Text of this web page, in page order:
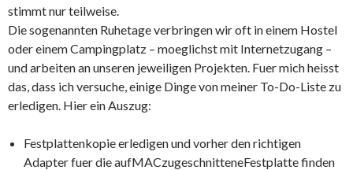
stimmt nur teilweise.
Die sogenannten Ruhetage verbringen wir oft in einem Hostel
oder einem Campingplatz – moeglichst mit Internetzugang –
und arbeiten an unseren jeweiligen Projekten. Fuer mich heisst
das, dass ich versuche, einige Dinge von meiner To-Do-Liste zu
erledigen. Hier ein Auszug:
Festplattenkopie erledigen und vorher den richtigen
Adapter fuer die aufMACzugeschnitteneFestplatte finden